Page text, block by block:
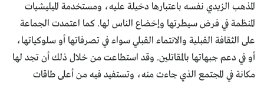
المذهب الزيدي نفسه باعتبارها دخيلة عليه، ومستخدمة الميليشيات
المنظمة في فرض سيطرتها وإخضاع الناس لها. كما اعتمدت الجماعة
على الثقافة القبلية والانتماء القبلي سواء في تصرفاتها أو سلوكياتها،
أو في دعم جبهاتها بالمقاتلين. وقد استطاعت من خلال ذلك أن تجد لها
مكانة في المجتمع الذي جاءت منه، وتستفيد فيه من أعلى طاقات